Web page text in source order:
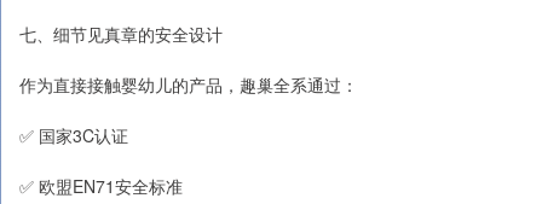
七、细节见真章的安全设计
作为直接接触婴幼儿的产品，趣巢全系通过：
✅ 国家3C认证
✅ 欧盟EN71安全标准